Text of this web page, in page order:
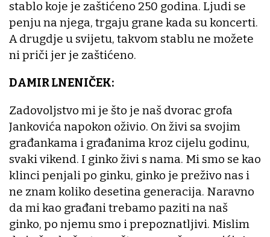
stablo koje je zaštićeno 250 godina. Ljudi se
penju na njega, trgaju grane kada su koncerti.
A drugdje u svijetu, takvom stablu ne možete
ni priči jer je zaštićeno.
DAMIR LNENIČEK:
Zadovoljstvo mi je što je naš dvorac grofa
Jankovića napokon oživio. On živi sa svojim
građankama i građanima kroz cijelu godinu,
svaki vikend. I ginko živi s nama. Mi smo se kao
klinci penjali po ginku, ginko je preživo nas i
ne znam koliko desetina generacija. Naravno
da mi kao građani trebamo paziti na naš
ginko, po njemu smo i prepoznatljivi. Mislim